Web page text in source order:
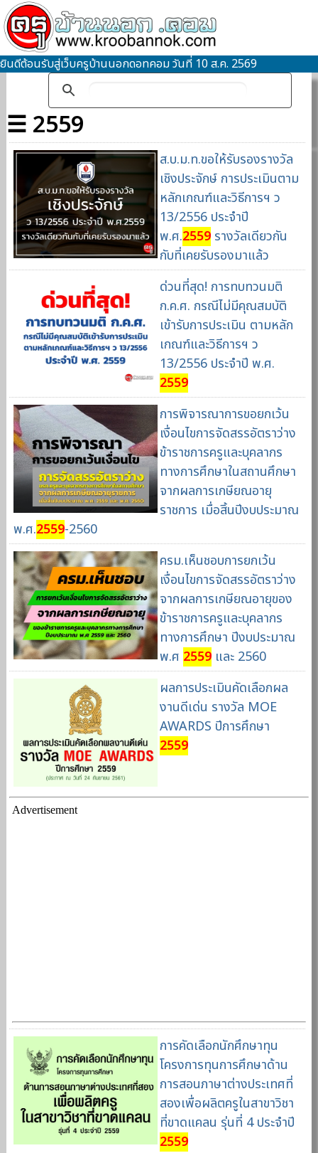
ยินดีต้อนรับสู่เว็บครูบ้านนอกดอทคอม วันที่ 10 ส.ค. 2569
☰ 2559
ส.บ.ม.ท.ขอให้รับรองรางวัล
เชิงประจักษ์ การประเมินตาม
หลักเกณฑ์และวิธีการฯ ว
13/2556 ประจำปี
พ.ศ.2559รางวัลเดียวกัน
กับที่เคยรับรองมาแล้ว
ด่วนที่สุด! การทบทวนมติ
ก.ค.ศ. กรณีไม่มีคุณสมบัติ
เข้ารับการประเมิน ตามหลัก
เกณฑ์และวิธีการฯ ว
13/2556 ประจำปี พ.ศ.
2559
การพิจารณาการขอยกเว้น
เงื่อนไขการจัดสรรอัตราว่าง
ข้าราชการครูและบุคลากร
ทางการศึกษาในสถานศึกษา
จากผลการเกษียณอายุ
ราชการ เมื่อสิ้นปีงบประมาณ
พ.ศ.2559-2560
ครม.เห็นชอบการยกเว้น
เงื่อนไขการจัดสรรอัตราว่าง
จากผลการเกษียณอายุของ
ข้าราชการครูและบุคลากร
ทางการศึกษา ปีงบประมาณ
พ.ศ 2559และ 2560
ผลการประเมินคัดเลือกผล
งานดีเด่น รางวัล MOE
AWARDS ปีการศึกษา
2559
Advertisement
การคัดเลือกนักศึกษาทุน
โครงการทุนการศึกษาด้าน
การสอนภาษาต่างประเทศที่
สองเพื่อผลิตครูในสาขาวิชา
ที่ขาดแคลน รุ่นที่ 4 ประจำปี
2559